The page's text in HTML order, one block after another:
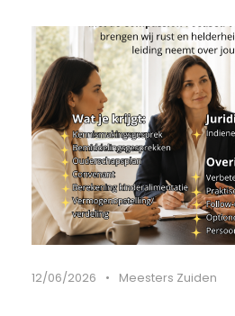
12/06/2026 • Meesters Zuiden